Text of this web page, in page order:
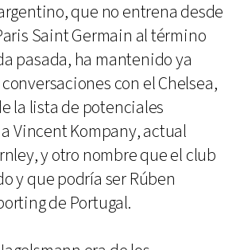
que no entrena desde
Saint Germain al término
pasada, ha mantenido ya
con el Chelsea,
la lista de potenciales
Vincent Kompany, actual
y otro nombre que el club
y que podría ser Rúben
de Portugal.